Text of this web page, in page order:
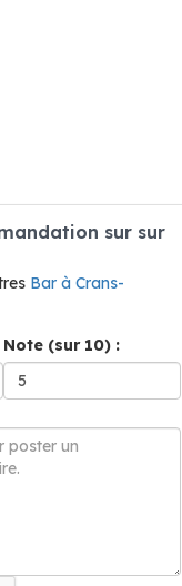
sur sur
Bar à Crans-
Note (sur 10) :